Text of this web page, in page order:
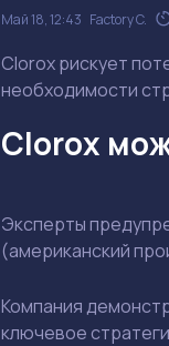
Май 18, 12:43 Factory C.
Clorox рискует
необходимости
Clorox
Эксперты
(американский
Компания
ключевое